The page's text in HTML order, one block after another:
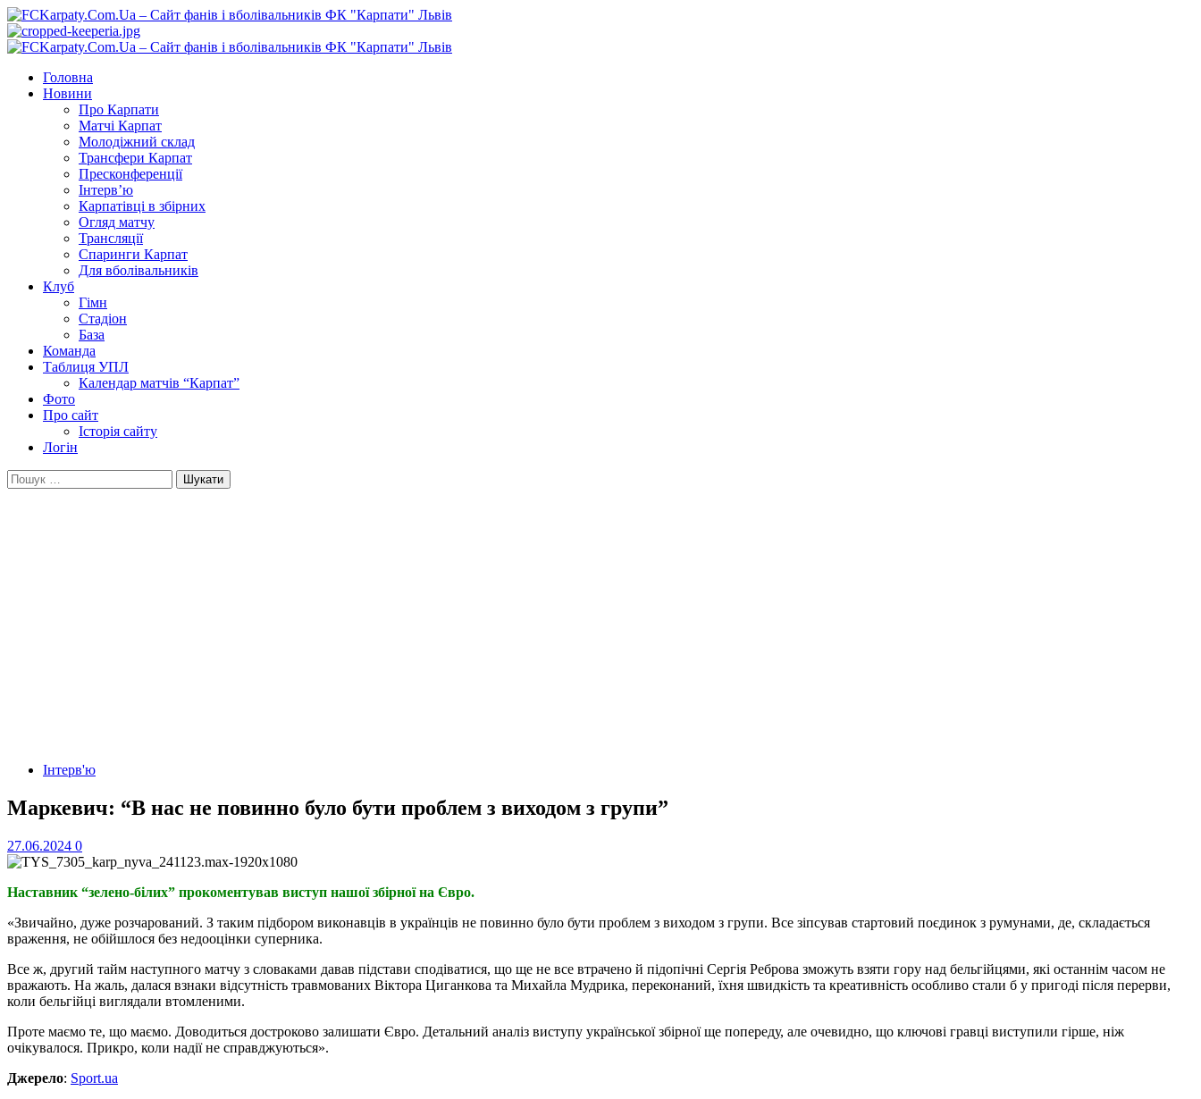
Перейти
до
вмісту
Primary
Головна
Новини
Про Карпати
Матчі Карпат
Молодіжний склад
Трансфери Карпат
Пресконференції
Інтерв’ю
Карпатівці в збірних
Огляд матчу
Трансляції
Спаринги Карпат
Для вболівальників
Клуб
Гімн
Стадіон
База
Команда
Таблиця УПЛ
Календар матчів “Карпат”
Фото
Про сайт
Історія сайту
Логін
Пошук:
Інтерв'ю
Маркевич: “В нас не повинно було бути проблем з виходом з групи”
27.06.2024 0
Наставник “зелено-білих” прокоментував виступ нашої збірної на Євро.
«Звичайно, дуже розчарований. З таким підбором виконавців в українців не повинно було бути проблем з виходом з групи. Все зіпсував стартовий поєдинок з румунами, де, складається
враження, не обійшлося без недооцінки суперника.
Все ж, другий тайм наступного матчу з словаками давав підстави сподіватися, що ще не все втрачено й підопічні Сергія Реброва зможуть взяти гору над бельгійцями, які останнім часом не
вражають. На жаль, далася взнаки відсутність травмованих Віктора Циганкова та Михайла Мудрика, переконаний, їхня швидкість та креативність особливо стали б у пригоді після перерви,
коли бельгійці виглядали втомленими.
Проте маємо те, що маємо. Доводиться достроково залишати Євро. Детальний аналіз виступу української збірної ще попереду, але очевидно, що ключові гравці виступили гірше, ніж
очікувалося. Прикро, коли надії не справджуються».
Джерело: Sport.ua